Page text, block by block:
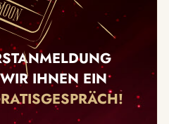
IHNEN EIN